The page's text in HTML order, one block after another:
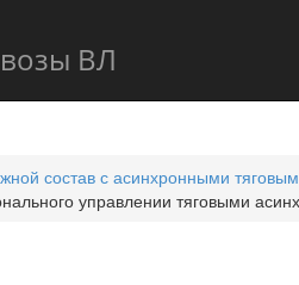
ВЛ
состав с асинхронными
управлении тяговыми